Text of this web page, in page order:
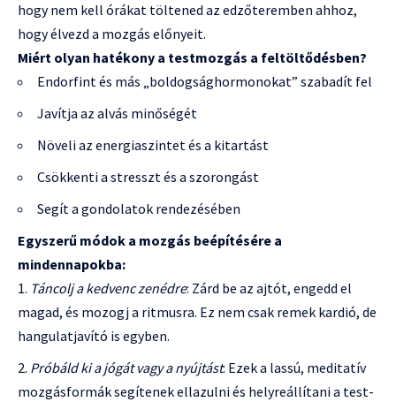
hogy nem kell órákat töltened az edzőteremben ahhoz,
hogy élvezd a mozgás előnyeit.
Miért olyan hatékony a testmozgás a feltöltődésben?
Endorfint és más „boldogsághormonokat” szabadít fel
Javítja az alvás minőségét
Növeli az energiaszintet és a kitartást
Csökkenti a stresszt és a szorongást
Segít a gondolatok rendezésében
Egyszerű módok a mozgás beépítésére a
mindennapokba:
Táncolj a kedvenc zenédre: Zárd be az ajtót, engedd el
magad, és mozogj a ritmusra. Ez nem csak remek kardió, de
hangulatjavító is egyben.
Próbáld ki a jógát vagy a nyújtást: Ezek a lassú, meditatív
mozgásformák segítenek ellazulni és helyreállítani a test-